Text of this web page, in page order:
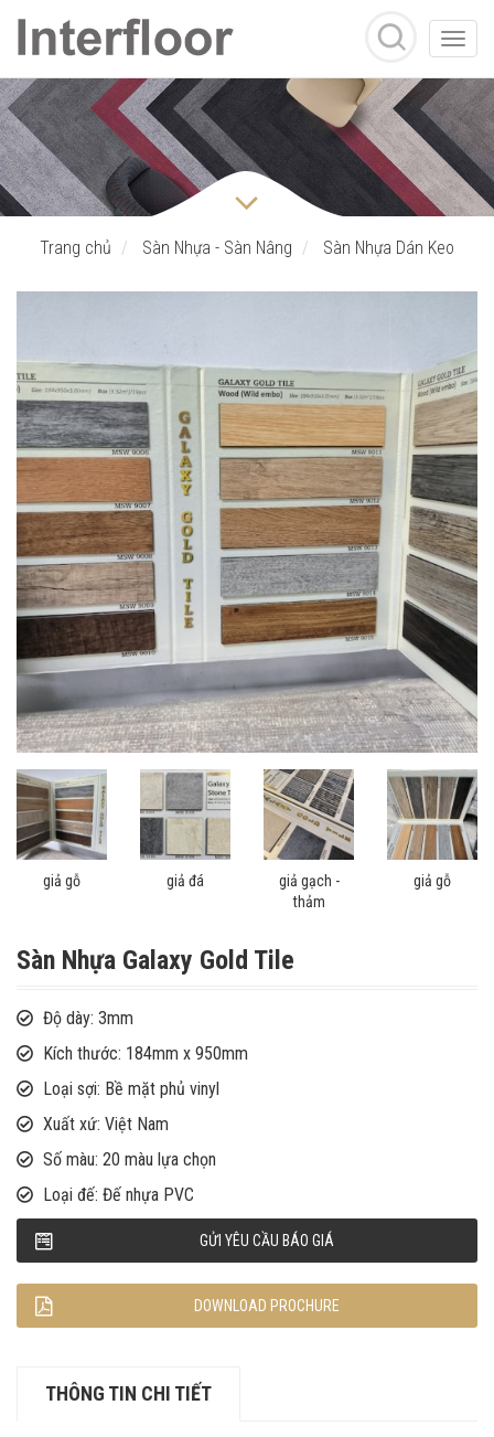
Toggle
Trang chủ Sàn Nhựa - Sàn Nâng Sàn Nhựa Dán Keo
giả gỗ giả đá
giả gạch -
thảm
giả gỗ
Sàn Nhựa Galaxy Gold Tile
Độ dày: 3mm
Kích thước: 184mm x 950mm
Loại sợi: Bề mặt phủ vinyl
Xuất xứ: Việt Nam
Số màu: 20 màu lựa chọn
Loại đế: Đế nhựa PVC
GỬI YÊU CẦU BÁO GIÁ
DOWNLOAD PROCHURE
THÔNG TIN CHI TIẾT